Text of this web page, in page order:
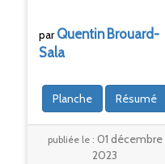
parQuentin Brouard-
Sala
Planche Résumé
publiée le : 01 décembre
2023